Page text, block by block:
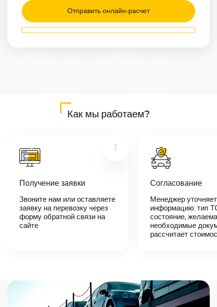
Другое
/
Маршрут
Новокузнецк
В течении 10
логист
вами,
согласует
детали
автоперевозки,
назовет
Как мы работаем?
1
Получение заявки
Звоните нам или оставляете
заявку на перевозку через
форму обратной связи на
сайте
Согласование
Менеджер уточняет
информацию: тип
состояние,
необходимые
рассчитает